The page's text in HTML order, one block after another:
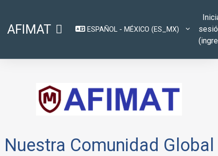
AFIMAT ESPAÑOL - MÉXICO ‎(ES_MX)‎
Nuestra Comunidad Global